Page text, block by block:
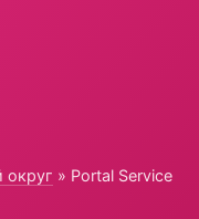
округ » Portal Service